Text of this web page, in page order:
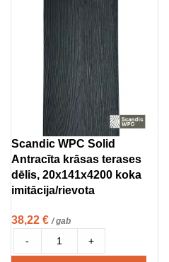
Scandic WPC Solid
Antracīta krāsas terases
dēlis, 20x141x4200 koka
imitācija/rievota
38,22 € / gab
- +